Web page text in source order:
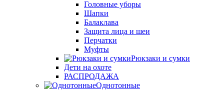
Головные уборы
Шапки
Балаклава
Защита лица и шеи
Перчатки
Муфты
Рюкзаки и сумки
Дети на охоте
РАСПРОДАЖА
Однотонные